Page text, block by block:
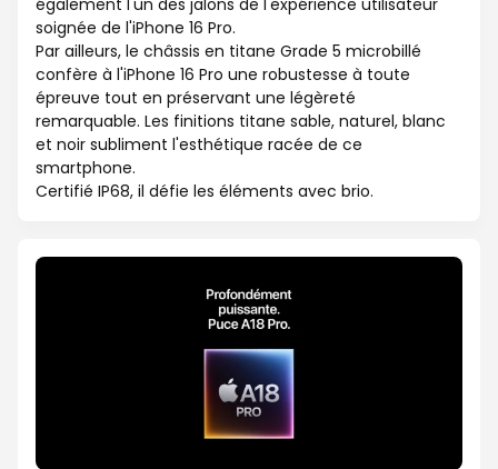
également l'un des jalons de l'expérience utilisateur
soignée de l'iPhone 16 Pro.
Par ailleurs, le châssis en titane Grade 5 microbillé
confère à l'iPhone 16 Pro une robustesse à toute
épreuve tout en préservant une légèreté
remarquable. Les finitions titane sable, naturel, blanc
et noir subliment l'esthétique racée de ce
smartphone.
Certifié IP68, il défie les éléments avec brio.